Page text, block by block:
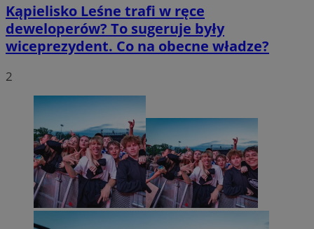
Kąpielisko Leśne trafi w ręce
deweloperów? To sugeruje były
wiceprezydent. Co na obecne władze?
2